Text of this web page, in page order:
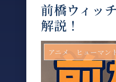
前橋ウィッ
解説！
アニメ ヒューマン